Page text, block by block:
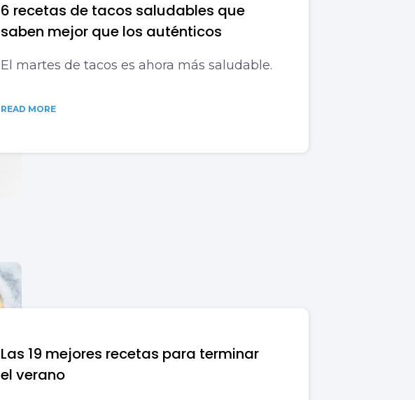
6 recetas de tacos saludables que
saben mejor que los auténticos
El martes de tacos es ahora más saludable.
READ MORE
Las 19 mejores recetas para terminar
el verano